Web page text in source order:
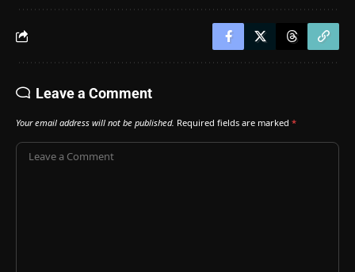
Leave a Comment
Your email address will not be published. Required fields are marked *